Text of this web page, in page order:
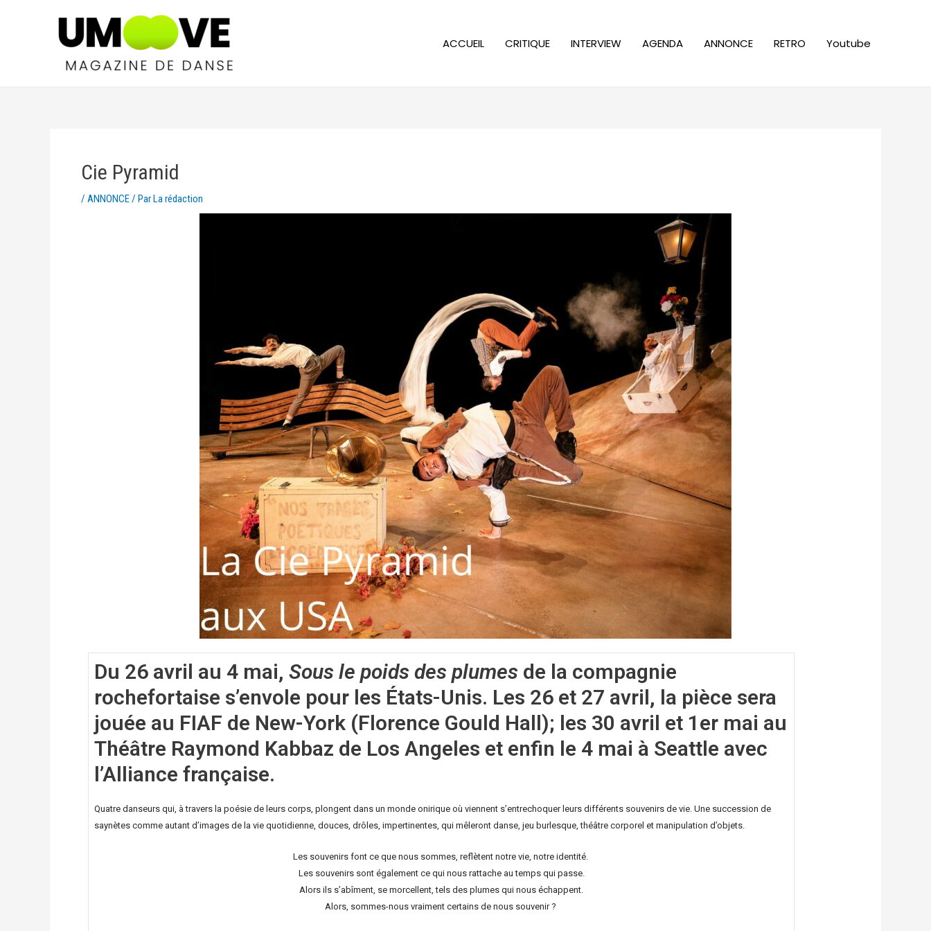
ACCUEIL CRITIQUE INTERVIEW AGENDA ANNONCE RETRO Youtube
Cie Pyramid
/ ANNONCE/ ParLa rédaction
Du 26 avril au 4 mai, Sous le poids des plumes de la compagnie
rochefortaise s’envole pour les États-Unis. Les 26 et 27 avril, la pièce sera
jouée au FIAF de New-York (Florence Gould Hall); les 30 avril et 1er mai au
Théâtre Raymond Kabbaz de Los Angeles et enfin le 4 mai à Seattle avec
l’Alliance française.
Quatre danseurs qui, à travers la poésie de leurs corps, plongent dans un monde onirique où viennent s’entrechoquer leurs différents souvenirs de vie. Une succession de
saynètes comme autant d’images de la vie quotidienne, douces, drôles, impertinentes, qui mêleront danse, jeu burlesque, théâtre corporel et manipulation d’objets.
Les souvenirs font ce que nous sommes, reflètent notre vie, notre identité.
Les souvenirs sont également ce qui nous rattache au temps qui passe.
Alors ils s’abîment, se morcellent, tels des plumes qui nous échappent.
Alors, sommes-nous vraiment certains de nous souvenir ?